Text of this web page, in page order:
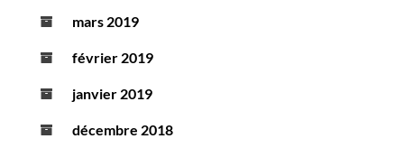
mars 2019
février 2019
janvier 2019
décembre 2018